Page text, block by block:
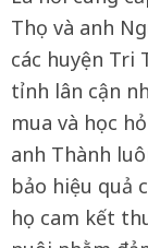
Thọ và anh
các huyện Tri
tỉnh lân cận
mua và học
anh Thành
bảo hiệu quả
họ cam kết